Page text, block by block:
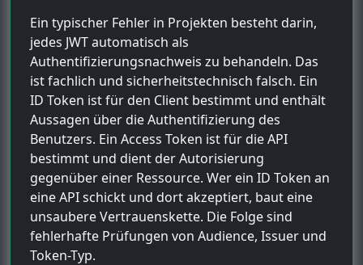
Ein typischer Fehler in Projekten besteht darin,
jedes JWT automatisch als
Authentifizierungsnachweis zu behandeln. Das
ist fachlich und sicherheitstechnisch falsch. Ein
ID Token ist für den Client bestimmt und enthält
Aussagen über die Authentifizierung des
Benutzers. Ein Access Token ist für die API
bestimmt und dient der Autorisierung
gegenüber einer Ressource. Wer ein ID Token an
eine API schickt und dort akzeptiert, baut eine
unsaubere Vertrauenskette. Die Folge sind
fehlerhafte Prüfungen von Audience, Issuer und
Token-Typ.